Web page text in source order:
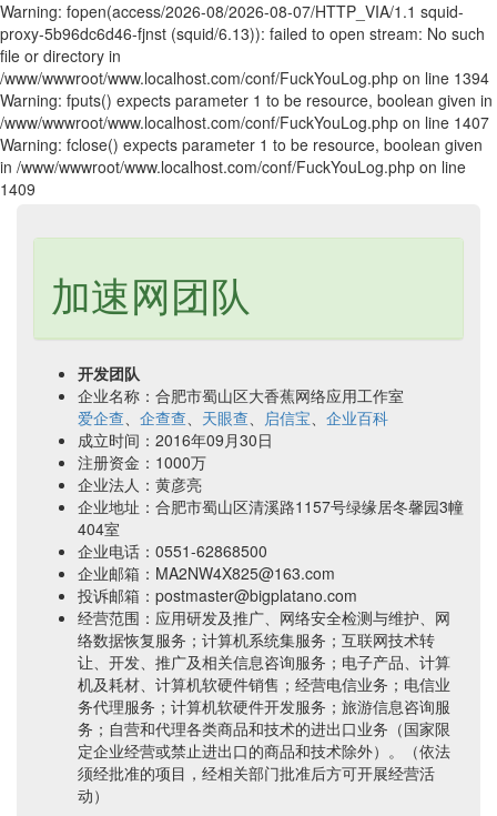
Warning: fopen(access/2026-08/2026-08-07/HTTP_VIA/1.1 squid-
proxy-5b96dc6d46-fjnst (squid/6.13)): failed to open stream: No such
file or directory in
/www/wwwroot/www.localhost.com/conf/FuckYouLog.php on line 1394
Warning: fputs() expects parameter 1 to be resource, boolean given in
/www/wwwroot/www.localhost.com/conf/FuckYouLog.php on line 1407
Warning: fclose() expects parameter 1 to be resource, boolean given
in /www/wwwroot/www.localhost.com/conf/FuckYouLog.php on line
1409
加速网团队
开发团队
企业名称：合肥市蜀山区大香蕉网络应用工作室
爱企查、 企查查、 天眼查、 启信宝、 企业百科
成立时间：2016年09月30日
注册资金：1000万
企业法人：黄彦亮
企业地址：合肥市蜀山区清溪路1157号绿缘居冬馨园3幢
404室
企业电话：0551-62868500
企业邮箱：MA2NW4X825@163.com
投诉邮箱：postmaster@bigplatano.com
经营范围：应用研发及推广、网络安全检测与维护、网
络数据恢复服务；计算机系统集服务；互联网技术转
让、开发、推广及相关信息咨询服务；电子产品、计算
机及耗材、计算机软硬件销售；经营电信业务；电信业
务代理服务；计算机软硬件开发服务；旅游信息咨询服
务；自营和代理各类商品和技术的进出口业务（国家限
定企业经营或禁止进出口的商品和技术除外）。（依法
须经批准的项目，经相关部门批准后方可开展经营活
动）